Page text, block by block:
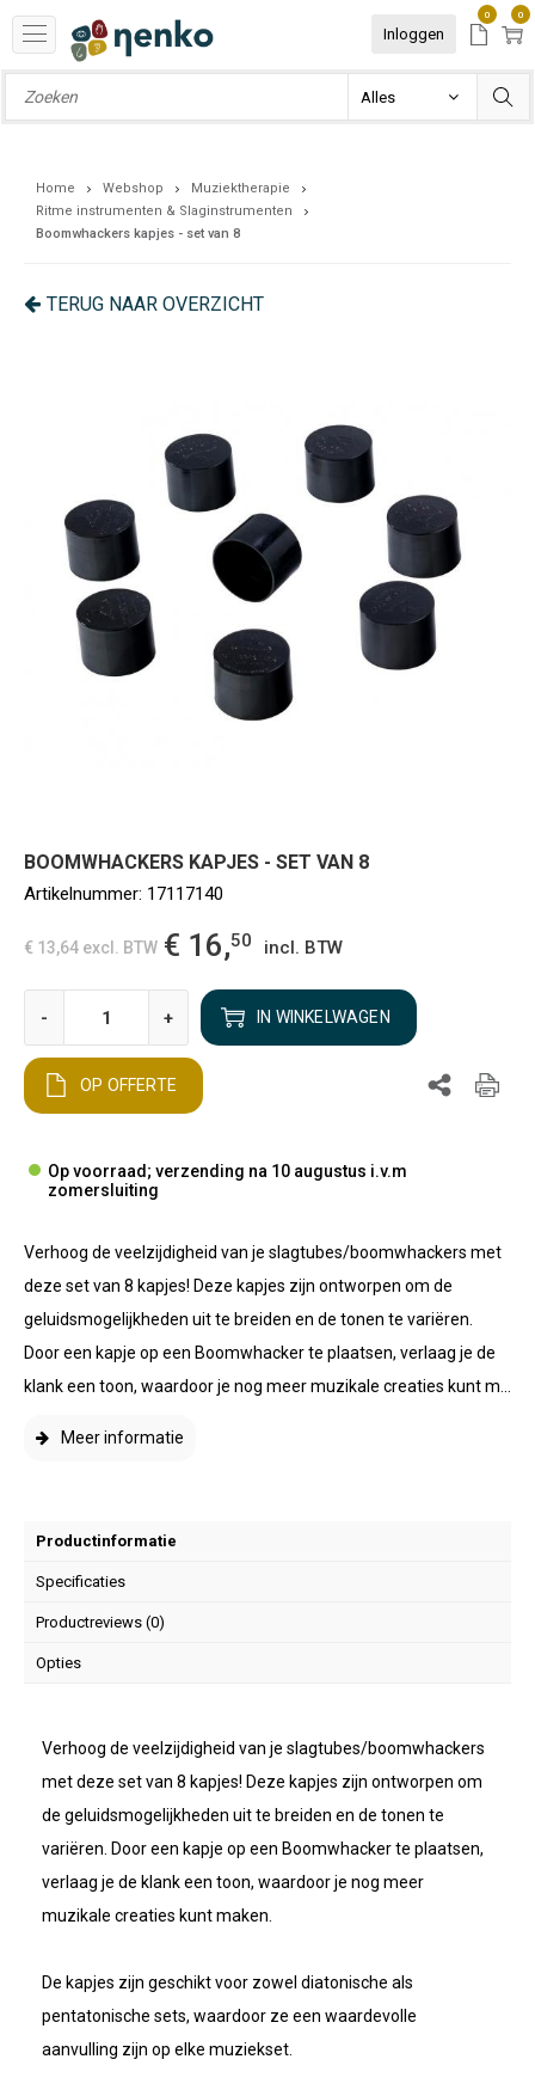
Inloggen
0 0
Home Webshop
Muziektherapie
Ritme instrumenten & Slaginstrumenten
Boomwhackers kapjes - set van 8
TERUG NAAR OVERZICHT
BOOMWHACKERS KAPJES - SET VAN 8
Artikelnummer: 17117140
€ 13,64 excl. BTW € 16,50 incl. BTW
- + IN WINKELWAGEN
OP OFFERTE
Op voorraad; verzending na 10 augustus i.v.m
zomersluiting
Verhoog de veelzijdigheid van je slagtubes/boomwhackers met
deze set van 8 kapjes! Deze kapjes zijn ontworpen om de
geluidsmogelijkheden uit te breiden en de tonen te variëren.
Door een kapje op een Boomwhacker te plaatsen, verlaag je de
klank een toon, waardoor je nog meer muzikale creaties kunt m...
Meer informatie
Productinformatie
Specificaties
Productreviews (0)
Opties
Verhoog de veelzijdigheid van je slagtubes/boomwhackers
met deze set van 8 kapjes! Deze kapjes zijn ontworpen om
de geluidsmogelijkheden uit te breiden en de tonen te
variëren. Door een kapje op een Boomwhacker te plaatsen,
verlaag je de klank een toon, waardoor je nog meer
muzikale creaties kunt maken.
De kapjes zijn geschikt voor zowel diatonische als
pentatonische sets, waardoor ze een waardevolle
aanvulling zijn op elke muziekset.